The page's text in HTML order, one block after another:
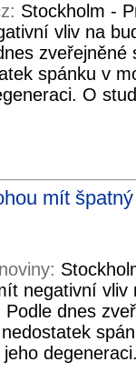
Stockholm -
vliv na
spánku v
O
mít
negativní vliv
Podle dnes
jeho